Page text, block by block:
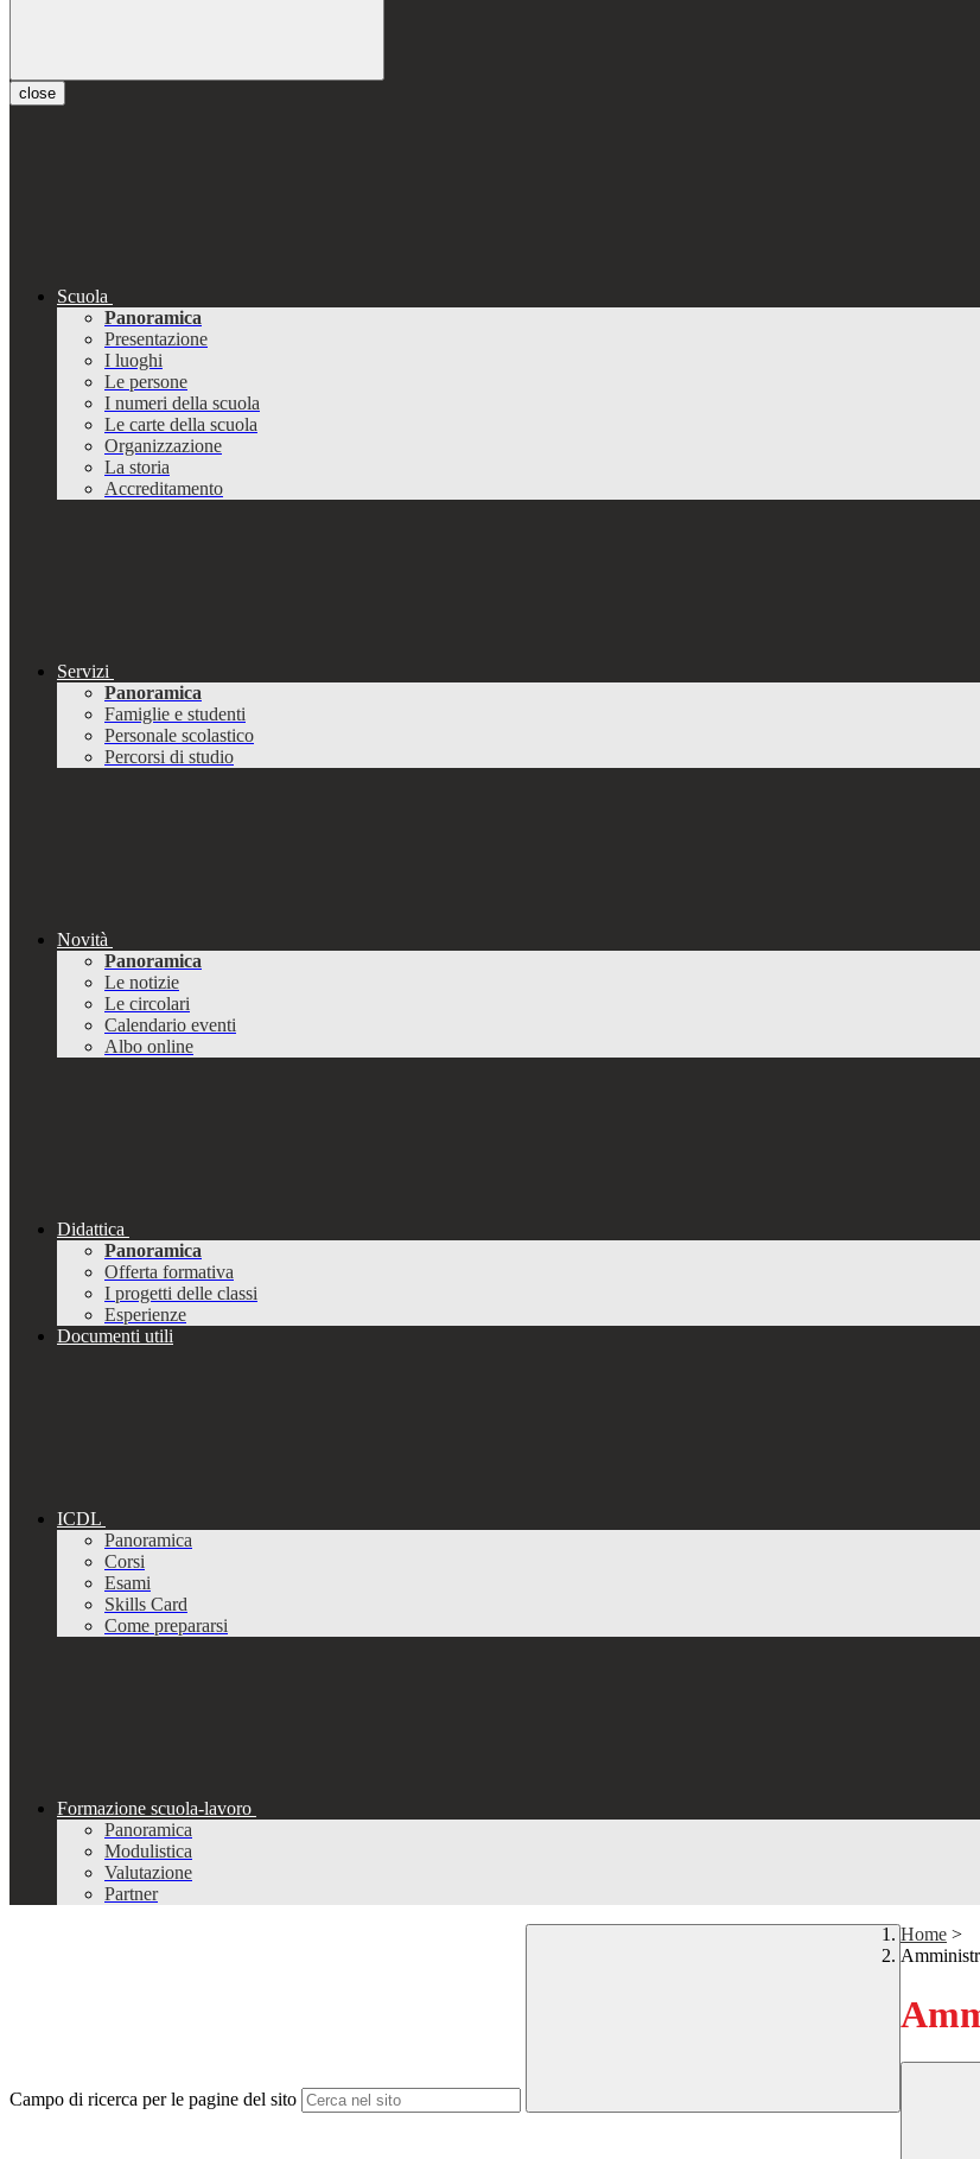
close
Scuola
Panoramica
Presentazione
I luoghi
Le persone
I numeri della scuola
Le carte della scuola
Organizzazione
La storia
Accreditamento
Servizi
Panoramica
Famiglie e studenti
Personale scolastico
Percorsi di studio
Novità
Panoramica
Le notizie
Le circolari
Calendario eventi
Albo online
Didattica
Panoramica
Offerta formativa
I progetti delle classi
Esperienze
Documenti utili
ICDL
Panoramica
Corsi
Esami
Skills Card
Come prepararsi
Formazione scuola-lavoro
Panoramica
Modulistica
Valutazione
Partner
Campo di ricerca per le pagine del sito
Home >